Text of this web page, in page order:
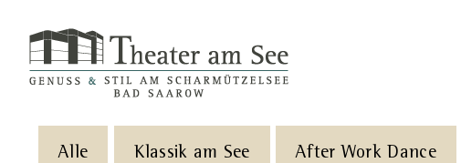
content
Alle Klassik am See After Work Dance